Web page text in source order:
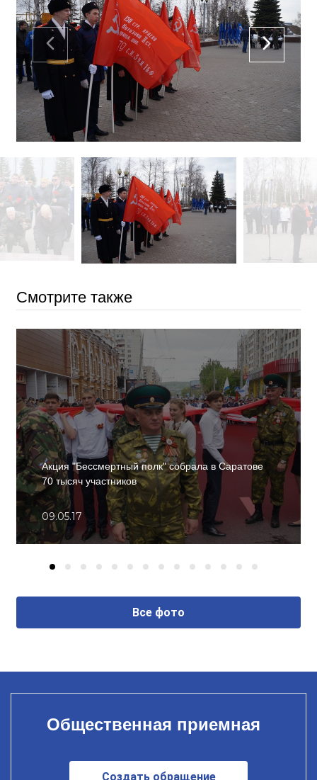
Смотрите также
Акция "Бессмертный полк" собрала в Саратове
70 тысяч участников
09.05.17
Все фото
Общественная приемная
Создать обращение